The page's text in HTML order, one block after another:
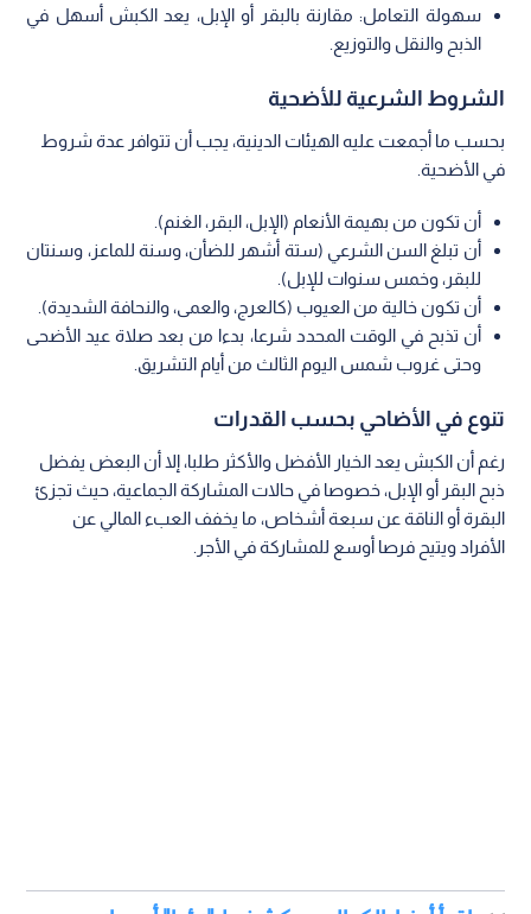
سهولة التعامل: مقارنة بالبقر أو الإبل، يعد الكبش أسهل في
الذبح والنقل والتوزيع.
الشروط الشرعية للأضحية
بحسب ما أجمعت عليه الهيئات الدينية، يجب أن تتوافر عدة شروط
في الأضحية.
أن تكون من بهيمة الأنعام (الإبل، البقر، الغنم).
أن تبلغ السن الشرعي (ستة أشهر للضأن، وسنة للماعز، وسنتان
للبقر، وخمس سنوات للإبل).
أن تكون خالية من العيوب (كالعرج، والعمى، والنحافة الشديدة).
أن تذبح في الوقت المحدد شرعا، بدءا من بعد صلاة عيد الأضحى
وحتى غروب شمس اليوم الثالث من أيام التشريق.
تنوع في الأضاحي بحسب القدرات
رغم أن الكبش يعد الخيار الأفضل والأكثر طلبا، إلا أن البعض يفضل
ذبح البقر أو الإبل، خصوصا في حالات المشاركة الجماعية، حيث تجزئ
البقرة أو الناقة عن سبعة أشخاص، ما يخفف العبء المالي عن
الأفراد ويتيح فرصا أوسع للمشاركة في الأجر.